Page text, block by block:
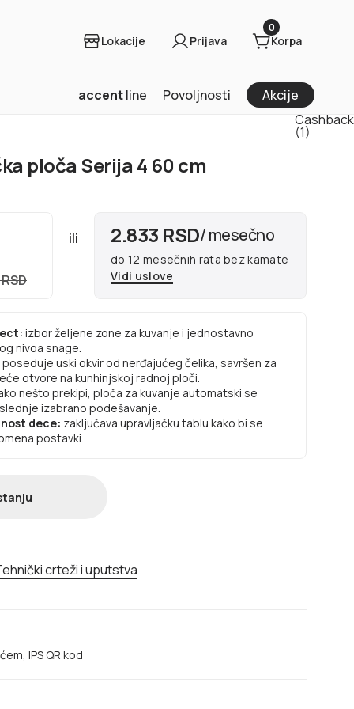
Lokacije Prijava
0
Korpa
accentline Povoljnosti Akcije
ploča Serija 4 60 cm
ili 2.833 RSD/ mesečno
do 12 mesečnih rata bez kamate
Vidi uslove
izbor željene zone za kuvanje i jednostavno
nivoa snage.
uski okvir od nerđajućeg čelika, savršen za
otvore na kunhinjskoj radnoj ploči.
nešto prekipi, ploča za kuvanje automatski se
izabrano podešavanje.
dece: zaključava upravljačku tablu kako bi se
postavki.
crteži i uputstva
IPS QR kod